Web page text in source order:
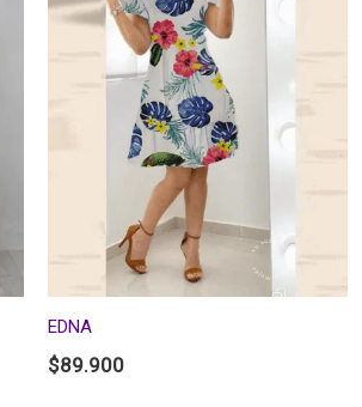
EDNA
$89.900